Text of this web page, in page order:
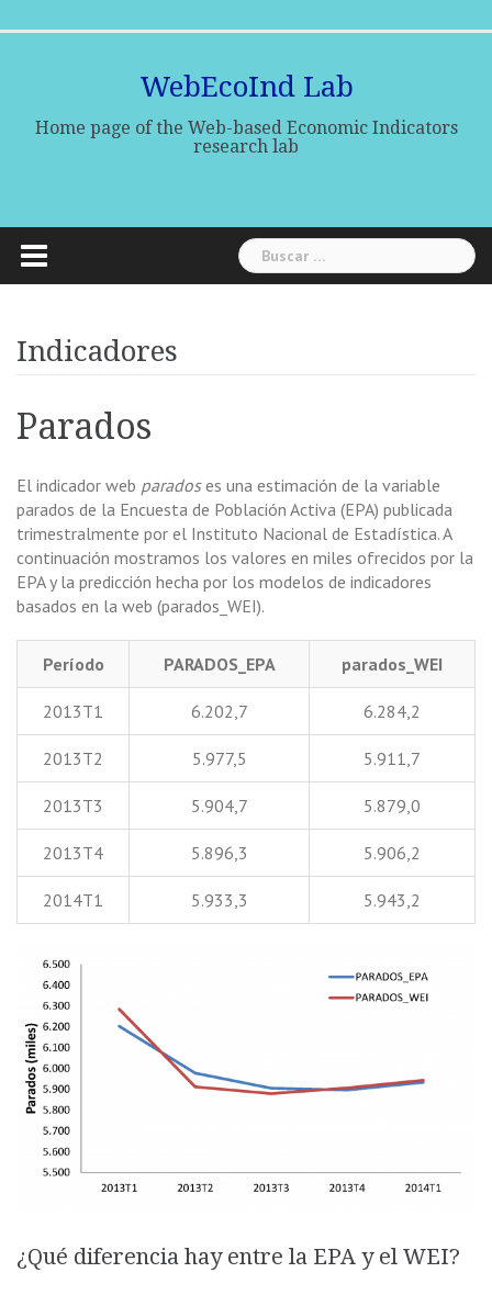
to
de
de
WebEcoInd Lab
Home page of the Web-based Economic Indicators
research lab
Buscar:
Indicadores
Parados
El indicador web paradoses una estimación de la variable
parados de la Encuesta de Población Activa (EPA) publicada
trimestralmente por el Instituto Nacional de Estadística. A
continuación mostramos los valores en miles ofrecidos por la
EPA y la predicción hecha por los modelos de indicadores
basados en la web (parados_WEI).
Período PARADOS_EPA parados_WEI
2013T1 6.202,7 6.284,2
2013T2 5.977,5 5.911,7
2013T3 5.904,7 5.879,0
2013T4 5.896,3 5.906,2
2014T1 5.933,3 5.943,2
¿Qué diferencia hay entre la EPA y el WEI?